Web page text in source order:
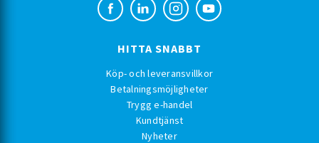
HITTA SNABBT
Köp- och leveransvillkor
Betalningsmöjligheter
Trygg e-handel
Kundtjänst
Nyheter